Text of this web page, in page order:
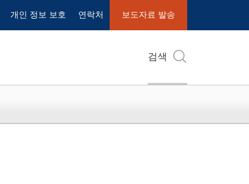
개인 정보 보호 연락처 보도자료 발송
검색